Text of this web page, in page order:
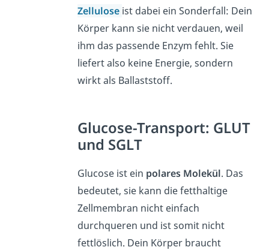
Zellulose ist dabei ein Sonderfall: Dein
Körper kann sie nicht verdauen, weil
ihm das passende Enzym fehlt. Sie
liefert also keine Energie, sondern
wirkt als Ballaststoff.
Glucose-Transport: GLUT
und SGLT
Glucose ist ein polares Molekül. Das
bedeutet, sie kann die fetthaltige
Zellmembran nicht einfach
durchqueren und ist somit nicht
fettlöslich. Dein Körper braucht